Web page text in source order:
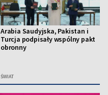
Arabia Saudyjska, Pakistan i
Turcja podpisały wspólny pakt
obronny
ŚWIAT